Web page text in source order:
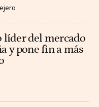
líder del mercado
y pone fin a más